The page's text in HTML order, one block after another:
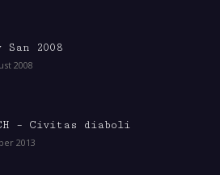
San 2008
2008
– Civitas diaboli
2013